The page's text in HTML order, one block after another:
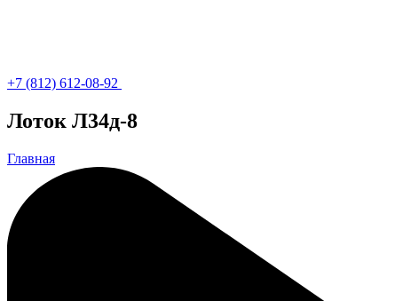
+7 (812) 612-08-92
Лоток Л34д-8
Главная